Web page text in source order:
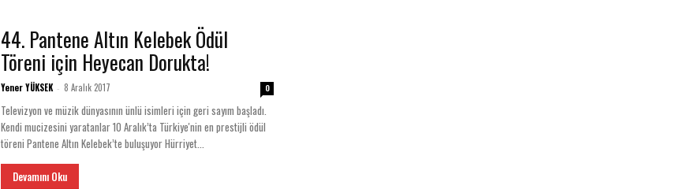
44. Pantene Altın Kelebek Ödül
Töreni için Heyecan Dorukta!
Yener YÜKSEK - 8 Aralık 2017 0
Televizyon ve müzik dünyasının ünlü isimleri için geri sayım başladı.
Kendi mucizesini yaratanlar 10 Aralık’ta Türkiye'nin en prestijli ödül
töreni Pantene Altın Kelebek’te buluşuyor Hürriyet...
Devamını Oku